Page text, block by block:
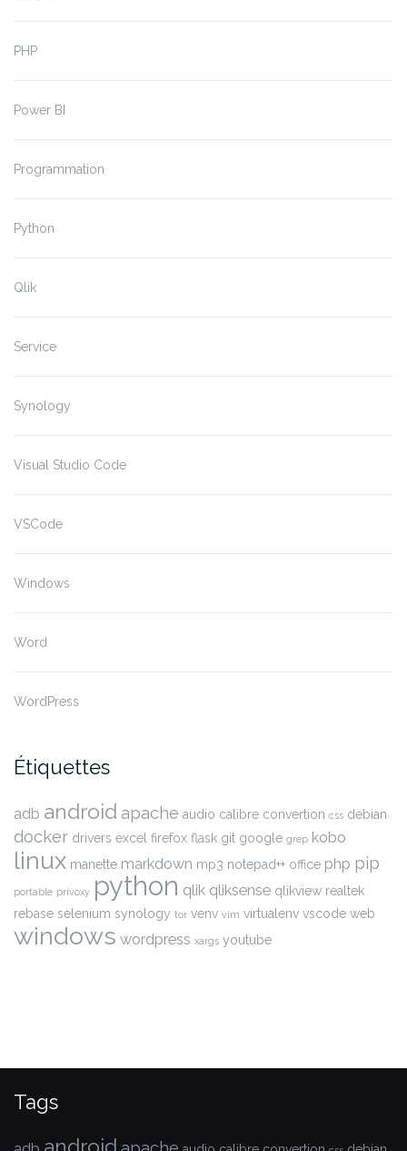
PHP
Power BI
Programmation
Python
Qlik
Service
Synology
Visual Studio Code
VSCode
Windows
Word
WordPress
Étiquettes
adb android apache audio calibre convertion css debian
docker drivers excel firefox flask git google grep kobo
linux manette markdown mp3 notepad++ office php pip
portable privoxy python qlik qliksense qlikview realtek
rebase selenium synology tor venv vim virtualenv vscode web
windows wordpress xargs youtube
Tags